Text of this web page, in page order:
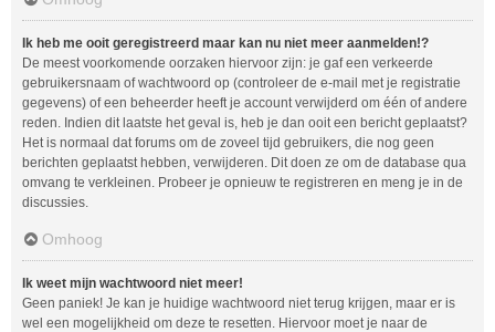
Ik heb me ooit geregistreerd maar kan nu niet meer aanmelden!?
De meest voorkomende oorzaken hiervoor zijn: je gaf een verkeerde
gebruikersnaam of wachtwoord op (controleer de e-mail met je registratie
gegevens) of een beheerder heeft je account verwijderd om één of andere
reden. Indien dit laatste het geval is, heb je dan ooit een bericht geplaatst?
Het is normaal dat forums om de zoveel tijd gebruikers, die nog geen
berichten geplaatst hebben, verwijderen. Dit doen ze om de database qua
omvang te verkleinen. Probeer je opnieuw te registreren en meng je in de
discussies.
Omhoog
Ik weet mijn wachtwoord niet meer!
Geen paniek! Je kan je huidige wachtwoord niet terug krijgen, maar er is
wel een mogelijkheid om deze te resetten. Hiervoor moet je naar de